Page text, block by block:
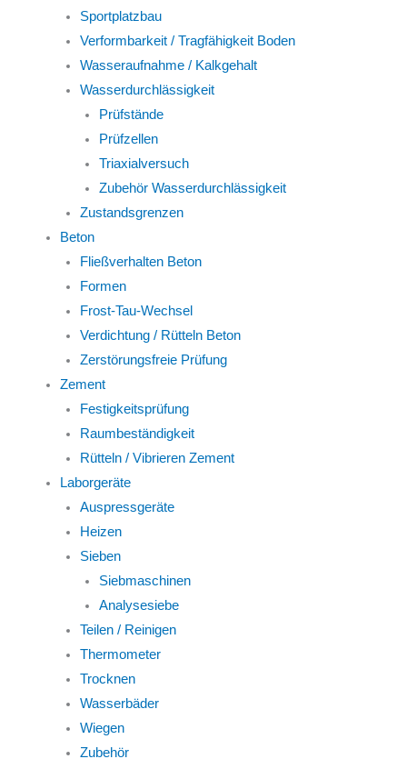
Sportplatzbau
Verformbarkeit / Tragfähigkeit Boden
Wasseraufnahme / Kalkgehalt
Wasserdurchlässigkeit
Prüfstände
Prüfzellen
Triaxialversuch
Zubehör Wasserdurchlässigkeit
Zustandsgrenzen
Beton
Fließverhalten Beton
Formen
Frost-Tau-Wechsel
Verdichtung / Rütteln Beton
Zerstörungsfreie Prüfung
Zement
Festigkeitsprüfung
Raumbeständigkeit
Rütteln / Vibrieren Zement
Laborgeräte
Auspressgeräte
Heizen
Sieben
Siebmaschinen
Analysesiebe
Teilen / Reinigen
Thermometer
Trocknen
Wasserbäder
Wiegen
Zubehör